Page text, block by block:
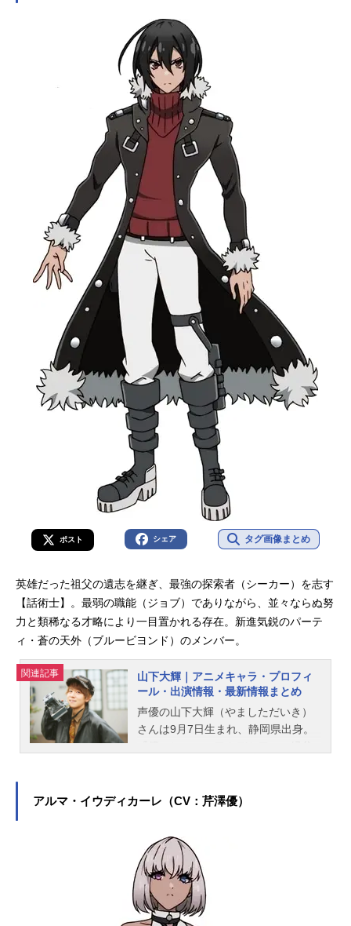
ポスト シェア タグ画像まとめ
英雄だった祖父の遺志を継ぎ、最強の探索者（シーカー）を志す
【話術士】。最弱の職能（ジョブ）でありながら、並々ならぬ努
力と類稀なる才略により一目置かれる存在。新進気鋭のパーテ
ィ・蒼の天外（ブルービヨンド）のメンバー。
関連記事
山下大輝｜アニメキャラ・プロフィ
ール・出演情報・最新情報まとめ
声優の山下大輝（やましただいき）
さんは9月7日生まれ、静岡県出身。
気作品のキャラクターを多く演じて
アルマ・イウディカーレ（CV：芹澤優）